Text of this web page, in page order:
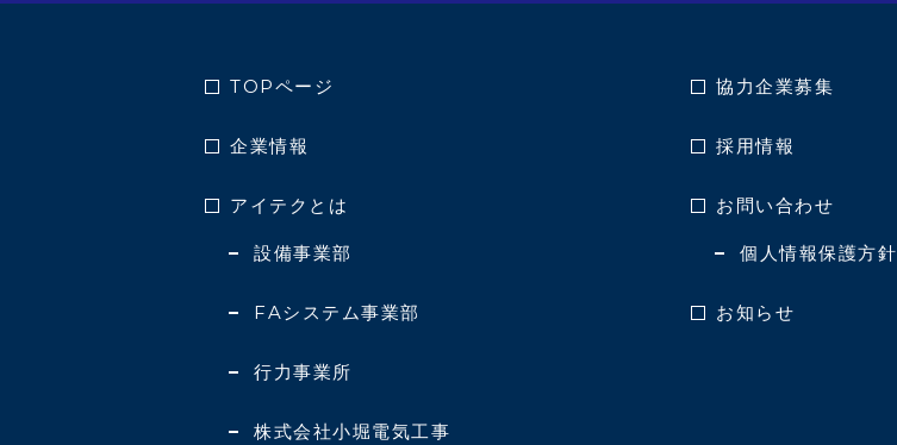
TOPページ
企業情報
アイテクとは
設備事業部
FAシステム事業部
行力事業所
株式会社小堀電気工事
協力企業募集
採用情報
お問い合わせ
個人情報保護方針
お知らせ